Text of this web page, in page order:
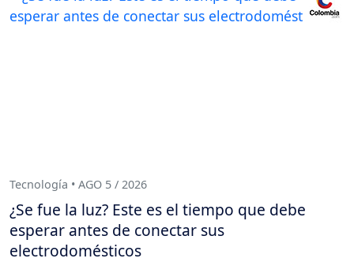
Tecnología • AGO 5 / 2026
¿Se fue la luz? Este es el tiempo que debe
esperar antes de conectar sus
electrodomésticos